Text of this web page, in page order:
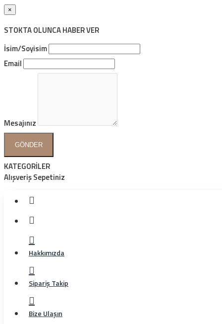
×
STOKTA OLUNCA HABER VER
İsim/Soyisim
Email
Mesajınız
GÖNDER
KATEGORİLER
Alışveriş Sepetiniz
Hakkımızda
Sipariş Takip
Bize Ulaşın